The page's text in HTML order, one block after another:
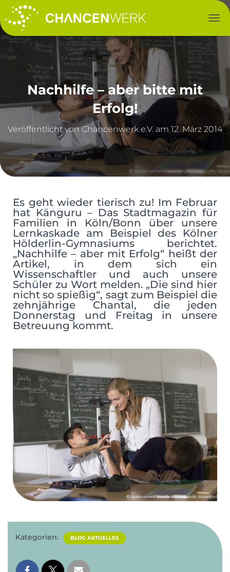
Nachhilfe – aber bitte mit
Erfolg!
Veröffentlicht von am 12. März 2014
Es geht wieder tierisch zu! Im Februar
hat Känguru – Das Stadtmagazin für
Familien in Köln/Bonn über unsere
Lernkaskade am Beispiel des Kölner
Hölderlin-Gymnasiums berichtet.
„Nachhilfe – aber mit Erfolg“ heißt der
Artikel, in dem sich ein
Wissenschaftler und auch unsere
Schüler zu Wort melden. „Die sind hier
nicht so spießig“, sagt zum Beispiel die
zehnjährige Chantal, die jeden
Donnerstag und Freitag in unsere
Betreuung kommt.
Kategorien: BLOG AKTUELLES